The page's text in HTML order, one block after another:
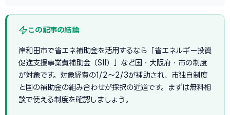
この記事の結論
岸和田市で省エネ補助金を活用するなら「省エネルギー投資
促進支援事業費補助金（SII）」など国・大阪府・市の制度
が対象です。対象経費の1/2〜2/3が補助され、市独自制度
と国の補助金の組み合わせが採択の近道です。まずは無料相
談で使える制度を確認しましょう。